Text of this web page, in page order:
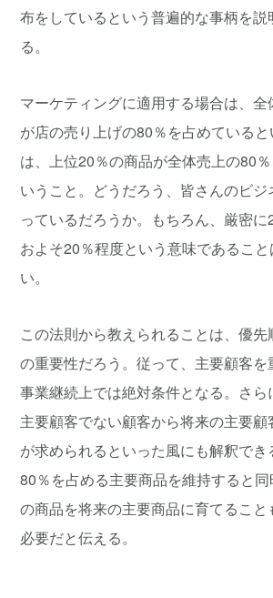
布をしているという普遍的な事柄を
る。
マーケティングに適用する場合は、
が店の売り上げの80％を占めている
は、上位20％の商品が全体売上の80
いうこと。どうだろう、皆さんのビジ
っているだろうか。もちろん、厳密
およそ20％程度という意味であるこ
い。
この法則から教えられることは、優先
の重要性だろう。従って、主要顧客
事業継続上では絶対条件となる。さら
主要顧客でない顧客から将来の主要顧
が求められるといった風にも解釈で
80％を占める主要商品を維持すると同
の商品を将来の主要商品に育てるこ
必要だと伝える。